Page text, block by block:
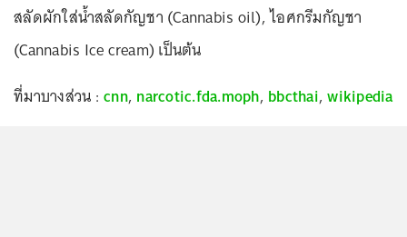
สลัดผักใส่น้ำสลัดกัญชา (Cannabis oil), ไอศกรีมกัญชา
(Cannabis Ice cream) เป็นต้น
ที่มาบางส่วน : cnn, narcotic.fda.moph, bbcthai,wikipedia